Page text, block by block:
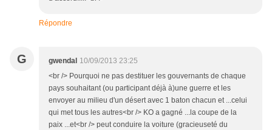
Répondre
G gwendal 10/09/2013 23:25
<br /> Pourquoi ne pas destituer les gouvernants de chaque
pays souhaitant (ou participant déjà à)une guerre et les
envoyer au milieu d'un désert avec 1 baton chacun et ...celui
qui met tous les autres<br /> KO a gagné ...la coupe de la
paix ...et<br /> peut conduire la voiture (gracieuseté du